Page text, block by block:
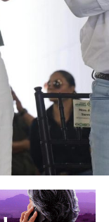
González